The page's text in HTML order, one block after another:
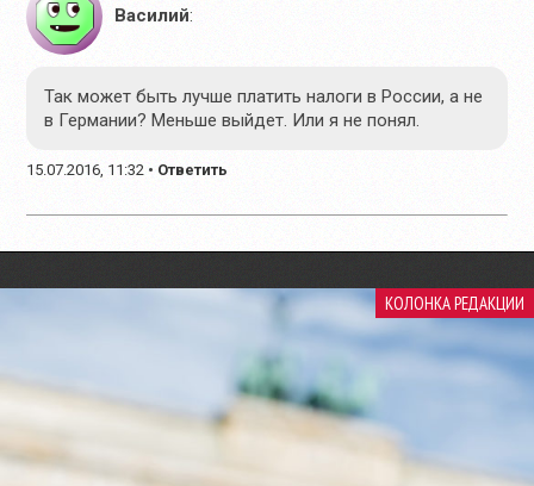
Василий:
Так может быть лучше платить налоги в России, а не
в Германии? Меньше выйдет. Или я не понял.
15.07.2016, 11:32 • Ответить
КОЛОНКА РЕДАКЦИИ